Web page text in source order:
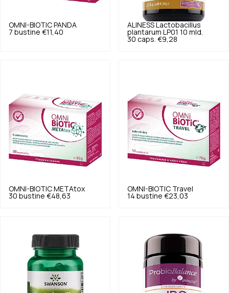
OMNI-BIOTIC PANDA
7 bustine €11,40
ALINESS Lactobacillus
plantarum LP01 10 mld.
30 caps. €9,28
OMNI-BIOTIC METAtox
30 bustine €48,63
OMNI-BIOTIC Travel
14 bustine €23,03